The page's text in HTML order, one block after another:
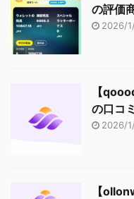
の評価
2026/
【
の口コ
2026/
【